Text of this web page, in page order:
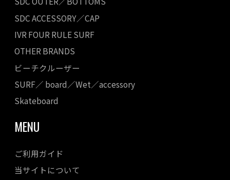
SDC ACCESSORY／CAP
IVR FOUR RULE SURF
OTHER BRANDS
ビーチクルーザー
SURF／ board／Wet／accessory
Skateboard
MENU
ご利用ガイド
当サイトについて